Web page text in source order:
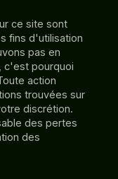
ce site sont
fins d'utilisation
pas en
c'est pourquoi
action
trouvées sur
discrétion.
des pertes
des